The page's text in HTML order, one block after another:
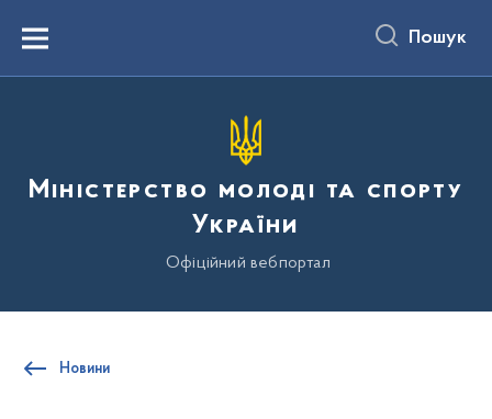
вмістуMenu Пошук
Міністерство молоді та спорту
України
Офіційний вебпортал
Новини